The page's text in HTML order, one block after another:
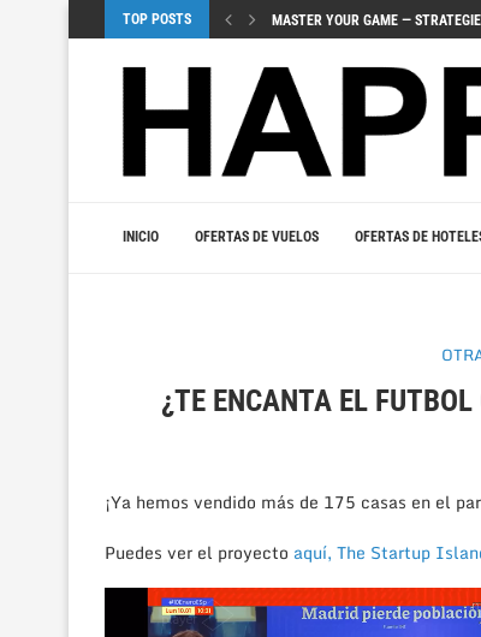
TOP POSTS ЗНАЧЕНИЕ ВИЗУАЛОВ И
INICIO OFERTAS DE VUELOS OFERTAS DE
¿TE ENCANTA EL
¡Ya hemos vendido más de 175 casas en el
Puedes ver el proyecto aquí, The Startup
Reproductor